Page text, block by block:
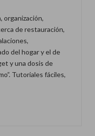
organización,
de restauración,
del hogar y el de
y una dosis de
Tutoriales fáciles,